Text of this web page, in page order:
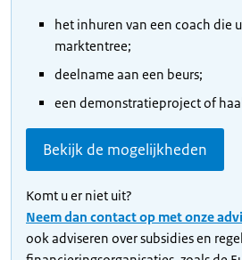
het inhuren van een coach die
marktentree;
deelname aan een beurs;
een demonstratieproject of
Bekijk de mogelijkheden
Komt u er niet uit?
Neem dan contact op met onze
ook adviseren over subsidies en